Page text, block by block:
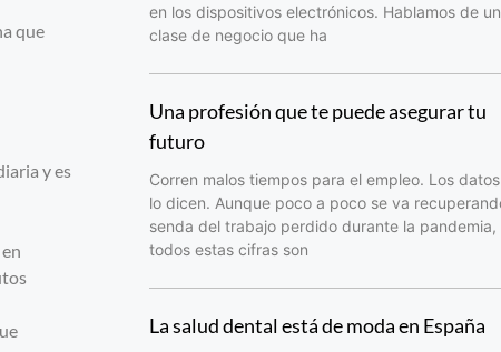
que
y es
en los dispositivos electrónicos. Hablamos de
clase de negocio que ha
Una profesión que te puede asegurar tu
futuro
Corren malos tiempos para el empleo. Los
lo dicen. Aunque poco a poco se va
senda del trabajo perdido durante la pandemia,
todos estas cifras son
La salud dental está de moda en España